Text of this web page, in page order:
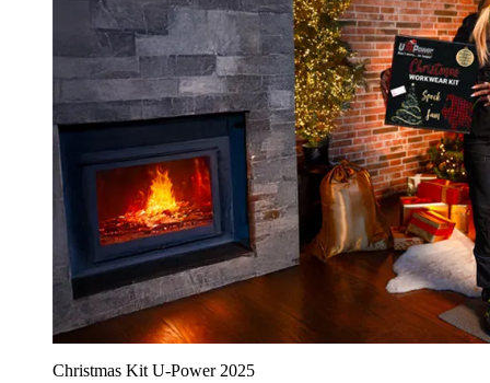
Christmas Kit U‑Power 2025